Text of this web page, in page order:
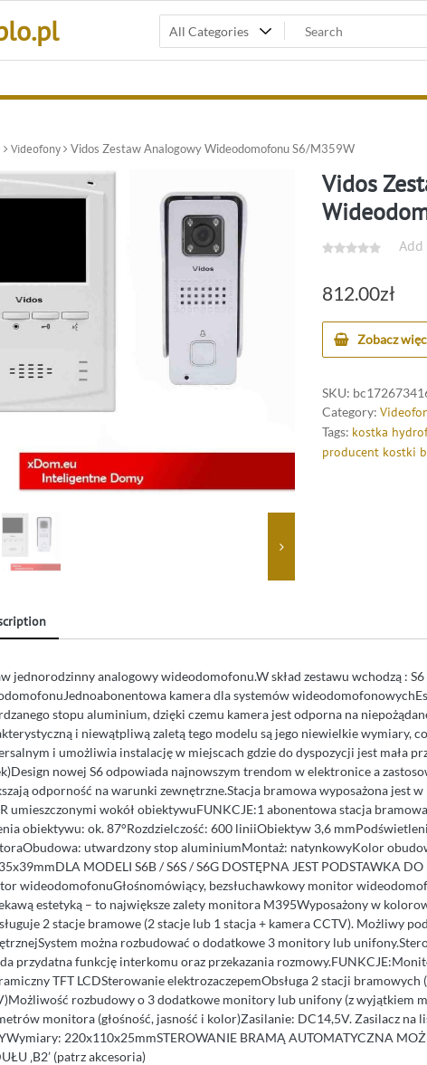
Videofony Vidos Zestaw Analogowy Wideodomofonu S6/M359W
Vidos
Add
812.00zł
Zobacz
SKU:
Category:
Tags: kostka
producent kostki
jednorodzinny analogowy wideodomofonu.W skład zestawu wchodzą :
kamera dla systemów
stopu aluminium, dzięki czemu kamera jest odporna na
i niewątpliwą zaletą tego modelu są jego niewielkie wymiary,
i umożliwia instalację w miejscach gdzie do dyspozycji jest mała
nowej S6 odpowiada najnowszym trendom w elektronice a
odporność na warunki zewnętrzne.Stacja bramowa wyposażona jest
umieszczonymi wokół obiektywuFUNKCJE:1 abonentowa stacja
obiektywu: ok. 87°Rozdzielczość: 600 liniiObiektyw 3,6
utwardzony stop aluminiumMontaż: natynkowyKolor
MODELI S6B / S6S / S6G DOSTĘPNA JEST PODSTAWKA
wideodomofonuGłośnomówiący, bezsłuchawkowy monitor
estetyką – to największe zalety monitora M395Wyposażony w
2 stacje bramowe (2 stacje lub 1 stacja + kamera CCTV). Możliwy
można rozbudować o dodatkowe 3 monitory lub
przydatna funkcję interkomu oraz przekazania
TFT LCDSterowanie elektrozaczepemObsługa 2 stacji bramowych
rozbudowy o 3 dodatkowe monitory lub unifony (z wyjątkiem
monitora (głośność, jasność i kolor)Zasilanie: DC14,5V. Zasilacz
220x110x25mmSTEROWANIE BRAMĄ AUTOMATYCZNA
‚B2’ (patrz akcesoria)